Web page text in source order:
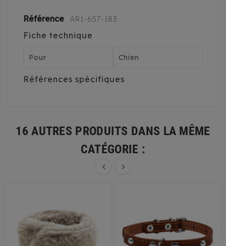
Référence AR1-657-183
Fiche technique
Pour Chien
Références spécifiques
16 AUTRES PRODUITS DANS LA MÊME
CATÉGORIE :
 